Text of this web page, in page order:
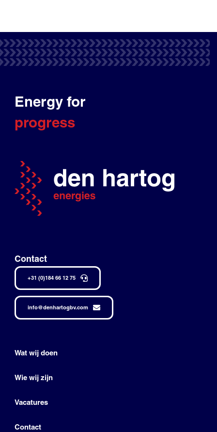
Energy for
progress
Contact
+31 (0)184 66 12 75
info@denhartogbv.com
Wat wij doen
Wie wij zijn
Vacatures
Contact